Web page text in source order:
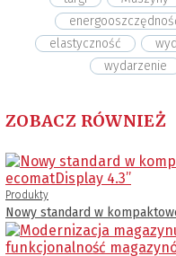
elastyczność
wydarzenie
ZOBACZ RÓWNIEŻ
Produkty
Nowy standard w